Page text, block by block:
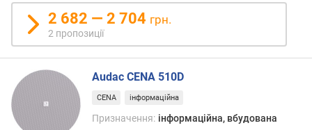
і
с
т
ь
2 682 — 2 704 грн.
2 пропозиції
Audac CENA 510D
CENA інформаційна
Призначення: інформаційна, вбудована